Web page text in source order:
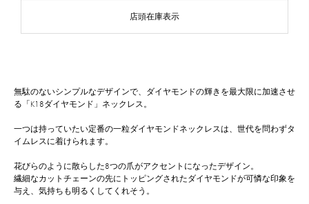
店頭在庫表示
無駄のないシンプルなデザインで、ダイヤモンドの輝きを最大限に加速させ
る「K18ダイヤモンド」ネックレス。
一つは持っていたい定番の一粒ダイヤモンドネックレスは、世代を問わずタ
イムレスに着けられます。
花びらのように散らした8つの爪がアクセントになったデザイン。
繊細なカットチェーンの先にトッピングされたダイヤモンドが可憐な印象を
与え、気持ちも明るくしてくれそう。